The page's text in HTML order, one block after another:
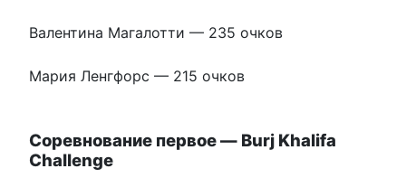
Валентина Магалотти — 235 очков
Мария Ленгфорс — 215 очков
Соревнование первое — Burj Khalifa
Challenge